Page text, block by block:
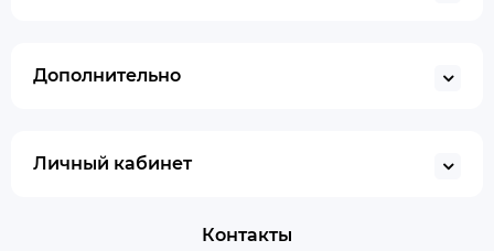
Дополнительно
Личный кабинет
Контакты